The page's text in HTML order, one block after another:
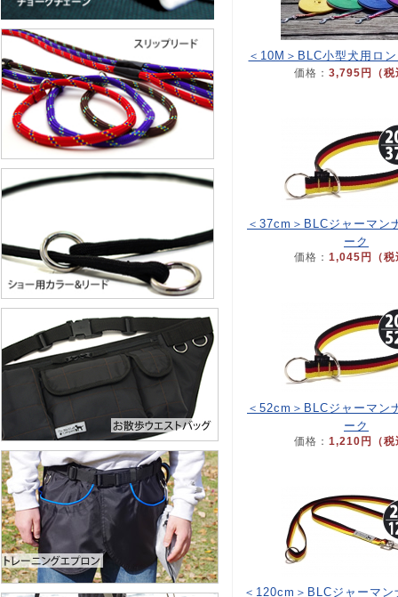
＜10M＞BLC小型犬用ロ
価格： 3,795円（税
＜37cm＞BLCジャーマン
ーク
価格： 1,045円（税
＜52cm＞BLCジャーマン
ーク
価格： 1,210円（税
＜120cm＞BLCジャーマ